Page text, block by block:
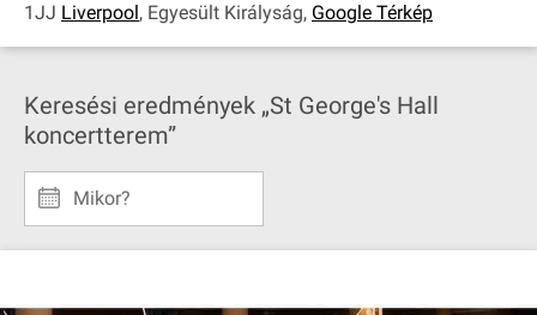
1JJ Liverpool, Egyesült Királyság, Google Térkép
Keresési eredmények „St George's Hall
koncertterem”
Mikor?